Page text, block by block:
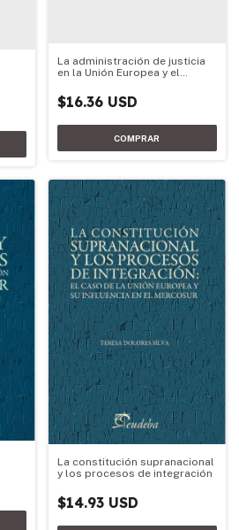
La administración de justicia
en la Unión Europea y el
$16.36 USD
La constitución supranacional
y los procesos de integración
$14.93 USD